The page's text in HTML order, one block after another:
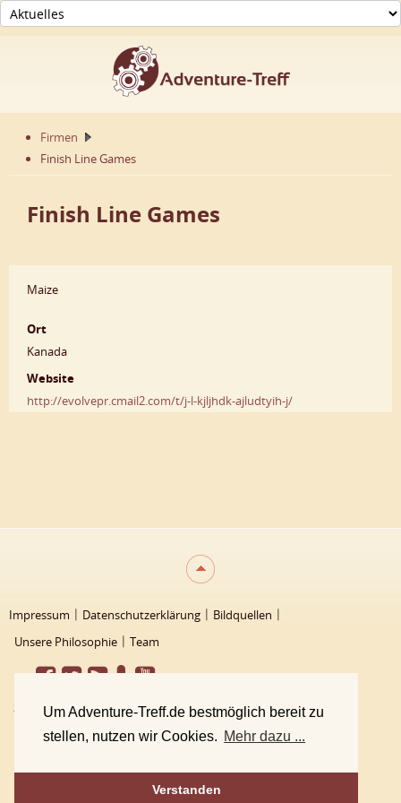
Um Adventure-Treff.de bestmöglich bereit zu
stellen, nutzen wir Cookies. Mehr dazu ...
Verstanden
Firmen
Finish Line Games
Finish Line Games
Maize
Ort
Kanada
Website
http://evolvepr.cmail2.com/t/j-l-kjljhdk-ajludtyih-j/
Impressum Datenschutzerklärung
Bildquellen
Unsere Philosophie
Team
2000 - 2026 Adventure-Treff